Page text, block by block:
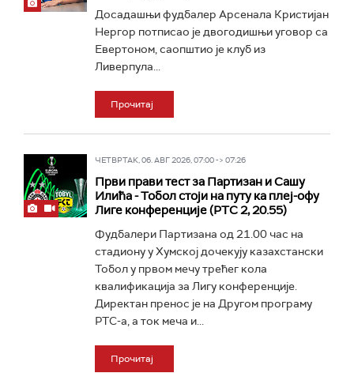
Досадашњи фудбалер Арсенала Кристијан
Нергор потписао је двогодишњи уговор са
Евертоном, саопштио је клуб из
Ливерпула...
Прочитај
ЧЕТВРТАК, 06. АВГ 2026, 07:00 -> 07:26
Први прави тест за Партизан и Сашу
Илића - Тобол стоји на путу ка плеј-офу
Лиге конференције (РТС 2, 20.55)
Фудбалери Партизана од 21.00 час на
стадиону у Хумској дочекују казахстански
Тобол у првом мечу трећег кола
квалификација за Лигу конференције.
Директан пренос је на Другом програму
РТС-а, а ток меча и...
Прочитај